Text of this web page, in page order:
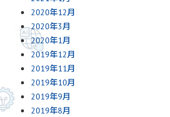
2020年12月
2020年3月
2020年1月
2019年12月
2019年11月
2019年10月
2019年9月
2019年8月